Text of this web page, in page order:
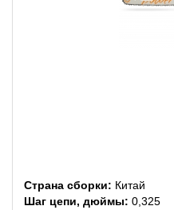
Страна сборки: Китай
Шаг цепи, дюймы: 0,325